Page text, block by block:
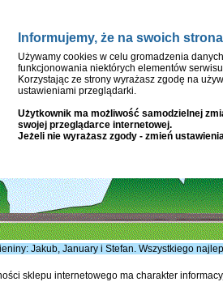
Jakub, January i Stefan. Wszystkiego
sklepu internetowego ma charakter
Informujemy, że na swoich
Używamy cookies w celu gromadzenia
funkcjonowania niektórych elementów
Korzystając ze strony wyrażasz zgodę na
ustawieniami przeglądarki.
Użytkownik ma możliwość samodzielnej
swojej przeglądarce internetowej.
Jeżeli nie wyrażasz zgody - zmień